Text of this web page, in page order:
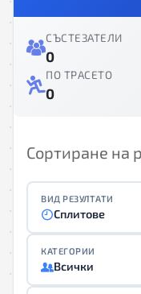
СЪСТЕЗАТЕЛИ
0
ПО ТРАСЕТО
0
Сортиране на
ВИД РЕЗУЛТАТИ
Сплитове
КАТЕГОРИИ
Всички